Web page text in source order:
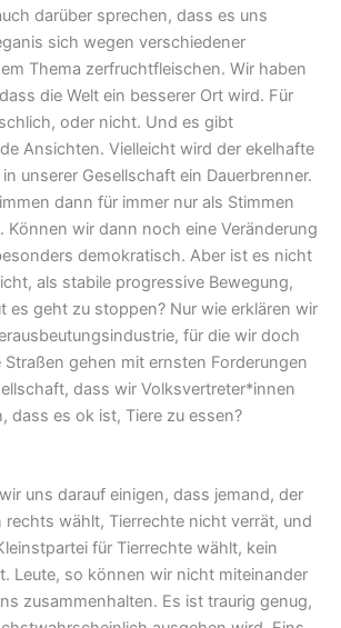
darüber sprechen, dass es uns
sich wegen verschiedener
Thema zerfruchtfleischen. Wir haben
die Welt ein besserer Ort wird. Für
oder nicht. Und es gibt
Ansichten. Vielleicht wird der ekelhafte
unserer Gesellschaft ein Dauerbrenner.
dann für immer nur als Stimmen
Können wir dann noch eine Veränderung
demokratisch. Aber ist es nicht
als stabile progressive Bewegung,
es geht zu stoppen? Nur wie erklären wir
für die wir doch
gehen mit ernsten Forderungen
dass wir Volksvertreter*innen
dass es ok ist, Tiere zu essen?
uns darauf einigen, dass jemand, der
wählt, Tierrechte nicht verrät, und
für Tierrechte wählt, kein
Leute, so können wir nicht miteinander
zusammenhalten. Es ist traurig genug,